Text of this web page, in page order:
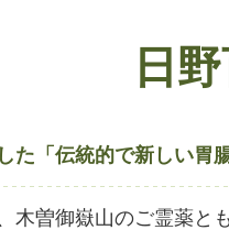
日
た「伝統的で新しい胃腸
木曽御嶽山のご霊薬と